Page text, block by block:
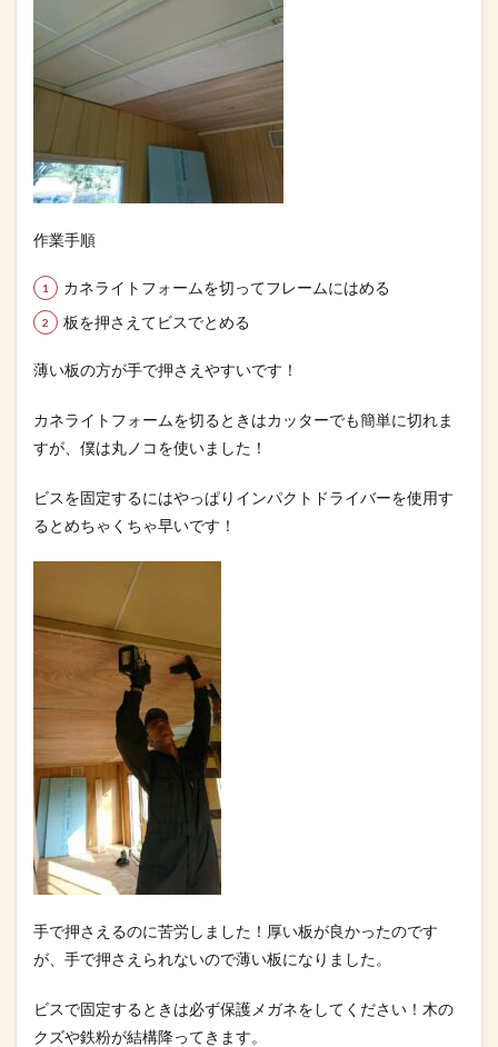
作業手順
カネライトフォームを切ってフレームにはめる
板を押さえてビスでとめる
薄い板の方が手で押さえやすいです！
カネライトフォームを切るときはカッターでも簡単に切れま
すが、僕は丸ノコを使いました！
ビスを固定するにはやっぱりインパクトドライバーを使用す
るとめちゃくちゃ早いです！
手で押さえるのに苦労しました！厚い板が良かったのです
が、手で押さえられないので薄い板になりました。
ビスで固定するときは必ず保護メガネをしてください！木の
クズや鉄粉が結構降ってきます。